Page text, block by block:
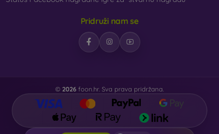
Pridruži nam se
© 2026 foon.hr. Sva prava pridržana.